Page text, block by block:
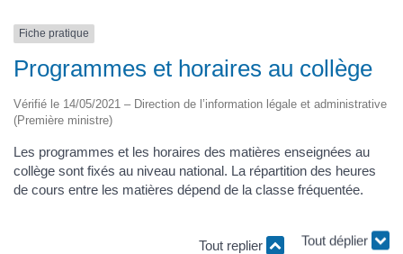
Fiche pratique
Programmes et horaires au collège
Vérifié le 14/05/2021 – Direction de l’information légale et administrative
(Première ministre)
Les programmes et les horaires des matières enseignées au
collège sont fixés au niveau national. La répartition des heures
de cours entre les matières dépend de la classe fréquentée.
Tout replier Tout déplier